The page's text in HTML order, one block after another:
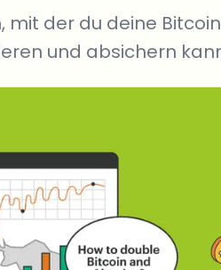
der du deine
und absichern